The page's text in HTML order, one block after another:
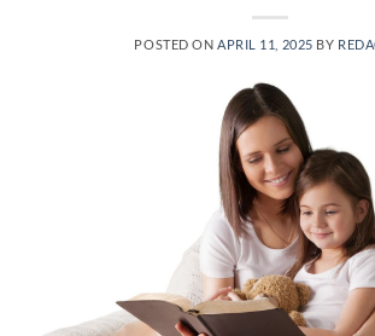
POSTED ONAPRIL 11, 2025 BY